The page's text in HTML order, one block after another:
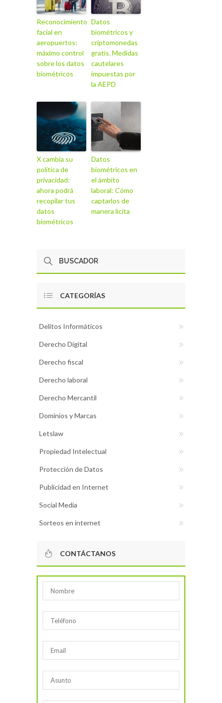
Reconocimiento
facial en
aeropuertos:
máximo control
sobre los datos
biométricos
Datos
biométricos y
criptomonedas
gratis. Medidas
cautelares
impuestas por
la AEPD
X cambia su
política de
privacidad:
ahora podrá
recopilar tus
datos
biométricos
Datos
biométricos en
el ámbito
laboral: Cómo
captarlos de
manera lícita
CATEGORÍAS
Delitos Informáticos
Derecho Digital
Derecho fiscal
Derecho laboral
Derecho Mercantil
Dominios y Marcas
Letslaw
Propiedad Intelectual
Protección de Datos
Publicidad en Internet
Social Media
Sorteos en internet
CONTÁCTANOS